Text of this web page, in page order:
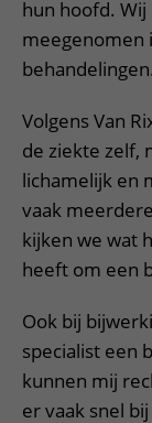
hun hoofd.
meegenomen
Volgens Van
de ziekte zelf,
lichamelijk en
vaak
kijken we wat
heeft om een
Ook bij
specialist een
kunnen mij
er vaak snel